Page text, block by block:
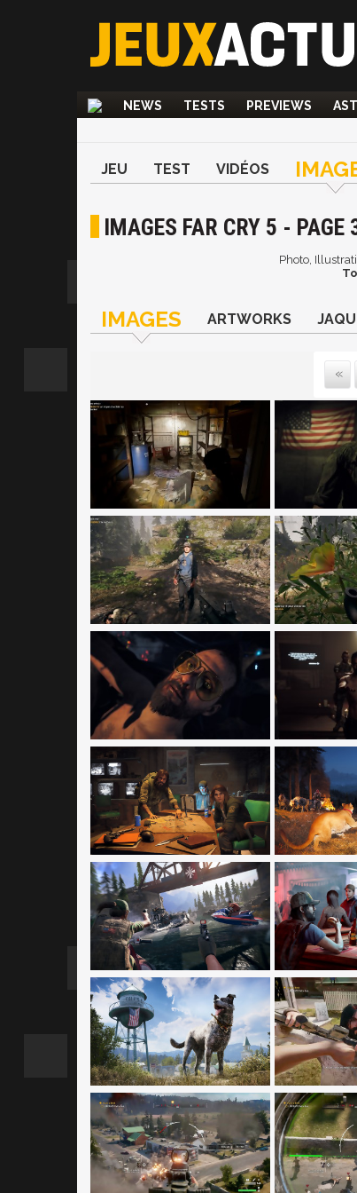
NEWS TESTS PREVIEWS
JEU TEST VIDÉOS
IMAGES FAR CRY 5 - PAGE
Photo,
IMAGES ARTWORKS